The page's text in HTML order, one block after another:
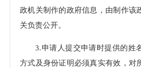
政机关制作的政府信息，由制作该
关负责公开。
3.申请人提交申请时提供的姓
方式及身份证明必须真实有效，对